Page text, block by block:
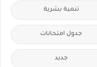
تنمية بشرية
جدول امتحانات
جديد